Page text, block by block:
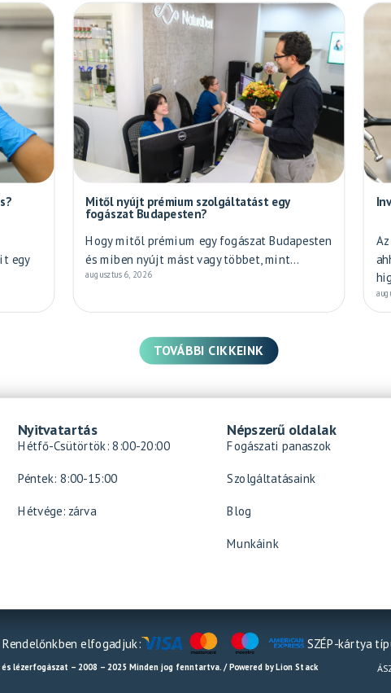
egy
Mitől nyújt prémium szolgáltatást egy
fogászat Budapesten?
Hogy mitől prémium egy fogászat Budapesten
és miben nyújt mást vagy többet, mint...
augusztus 6, 2026
TOVÁBBI CIKKEINK
Nyitvatartás
Hétfő-Csütörtök: 8:00-20:00
Péntek: 8:00-15:00
Hétvége: zárva
Népszerű oldalak
Fogászati panaszok
Szolgáltatásaink
Blog
Munkáink
Rendelőnkben elfogadjuk: SZÉP-kártya
lézerfogászat – 2008 – 2025 Minden jog fenntartva. / Powered by Lion Stack